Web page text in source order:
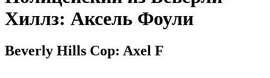
Хиллз: Аксель Фоули
Beverly Hills Cop: Axel F